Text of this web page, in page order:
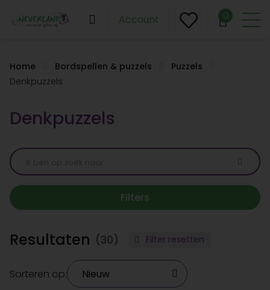
Account 0
Home Bordspellen & puzzels
Puzzels
Denkpuzzels
Denkpuzzels
Filters
Resultaten (30) Filter resetten
Sorteren op: